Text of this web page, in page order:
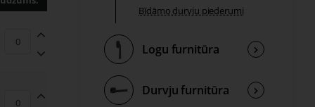
Bīdāmo durvju piederumi
Logu furnitūra
Durvju furnitūra